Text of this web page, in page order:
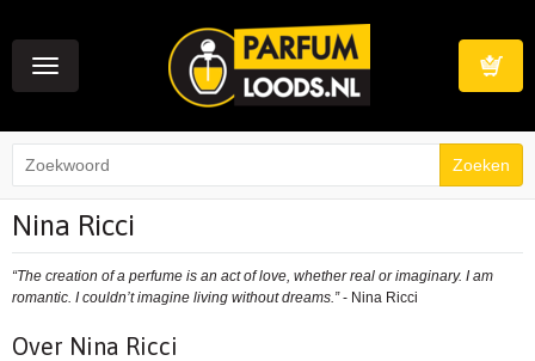
Toggle
navigation
Nina Ricci
“The creation of a perfume is an act of love, whether real or imaginary. I am
romantic. I couldn’t imagine living without dreams.”- Nina Ricci
Over Nina Ricci